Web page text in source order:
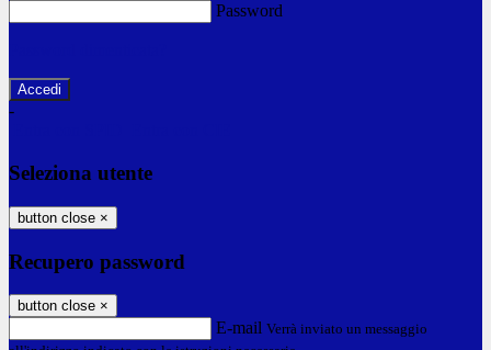
Password
-
Seleziona utente
button close ×
Recupero password
button close ×
E-mail Verrà inviato un messaggio